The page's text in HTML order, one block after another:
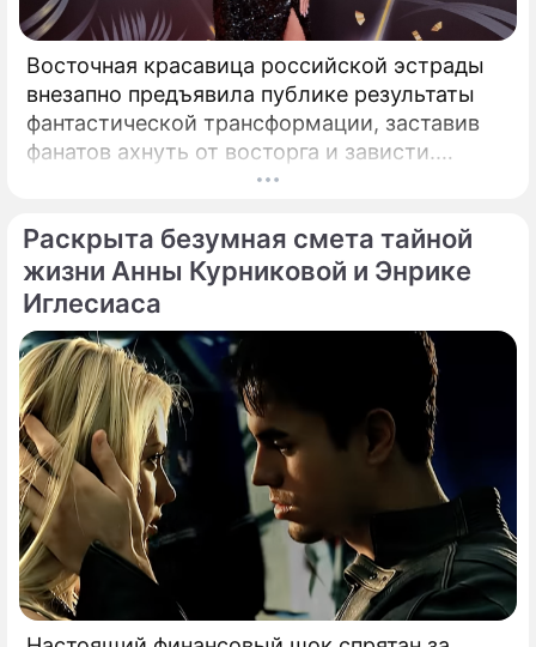
Восточная красавица российской эстрады
внезапно предъявила публике результаты
фантастической трансформации, заставив
фанатов ахнуть от восторга и зависти.
Знаменитая певица Жасмин всегда
формами, однако ее свежие снимки
спровоцировали настоящую бурю в Сети.
Раскрыта безумная смета тайной
жизни Анны Курниковой и Энрике
Иглесиаса